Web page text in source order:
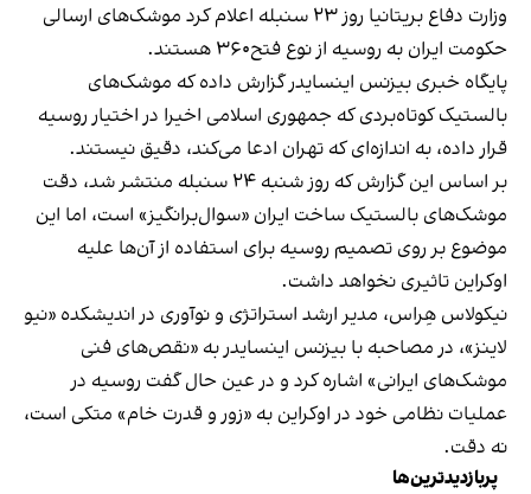
وزارت دفاع بریتانیا روز ۲۳ سنبله اعلام کرد موشک‌های ارسالی
حکومت ایران به روسیه از نوع فتح۳۶۰ هستند.
پایگاه خبری بیزنس اینسایدر گزارش داده که موشک‌های
بالستیک کوتاه‌بردی که جمهوری اسلامی اخیرا در اختیار روسیه
قرار داده، به‌ اندازه‌ای که تهران ادعا می‌کند، دقیق نیستند.
بر اساس این گزارش که روز شنبه ۲۴ سنبله منتشر شد، دقت
موشک‌های بالستیک ساخت ایران «سوال‌برانگیز» است، اما این
موضوع بر روی تصمیم روسیه برای استفاده‌ از آن‌ها علیه
اوکراین تاثیری نخواهد داشت.
نیکولاس هِراس، مدیر ارشد استراتژی و نوآوری در اندیشکده «نیو
لاینز»، در مصاحبه با بیزنس اینسایدر به «نقص‌های فنی
موشک‌های ایرانی» اشاره کرد و در عین حال گفت روسیه در
عملیات نظامی خود در اوکراین به «زور و قدرت خام» متکی است،
نه دقت.
پربازدیدترین‌ها